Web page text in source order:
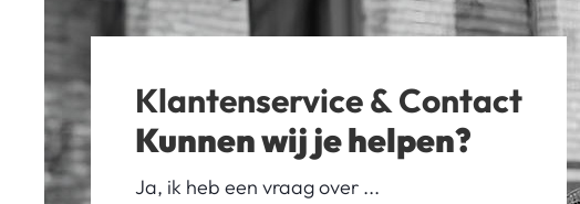
Klantenservice & Contact
Kunnen wij je helpen?
Ja, ik heb een vraag over ...